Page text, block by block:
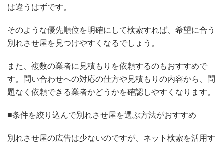
は違うはずです。
そのような優先順位を明確にして検索すれば、希望に合う
別れさせ屋を見つけやすくなるでしょう。
また、複数の業者に見積もりを依頼するのもおすすめで
す。問い合わせへの対応の仕方や見積もりの内容から、問
題なく依頼できる業者かどうかを確認しやすくなります。
■条件を絞り込んで別れさせ屋を選ぶ方法がおすすめ
別れさせ屋の広告は少ないのですが、ネット検索を活用す